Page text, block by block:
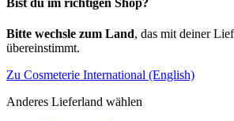
Bist du im richtigen Shop?
Bitte wechsle zum Land, das mit deiner
übereinstimmt.
Zu Cosmeterie International (English)
Anderes Lieferland wählen